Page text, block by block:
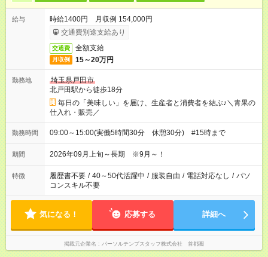
給与
時給1400円 月収例 154,000円
交通費別途支給あり
交通費 全額支給
月収例 15～20万円
勤務地
埼玉県戸田市
北戸田駅から徒歩18分
毎日の「美味しい」を届け、生産者と消費者を結ぶ♪＼青果の
仕入れ・販売／
勤務時間 09:00～15:00(実働5時間30分 休憩30分) #15時まで
期間 2026年09月上旬～長期 ※9月～！
特徴 履歴書不要 / 40～50代活躍中 / 服装自由 / 電話対応なし / パソ
コンスキル不要
気になる！ 応募する 詳細へ
掲載元企業名 パーソルテンプスタッフ株式会社 首都圏